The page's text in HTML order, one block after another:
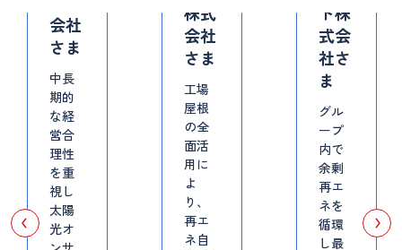
会社
さま
中長
期的
な経
営合
理性
を重
視し
太陽
光オ
株式
会社
さま
工場
屋根
の全
面活
用に
よ
り、
再エ
ネ自
ド株
式会
社さ
ま
グル
ープ
内で
余剰
再エ
ネを
循環
し最